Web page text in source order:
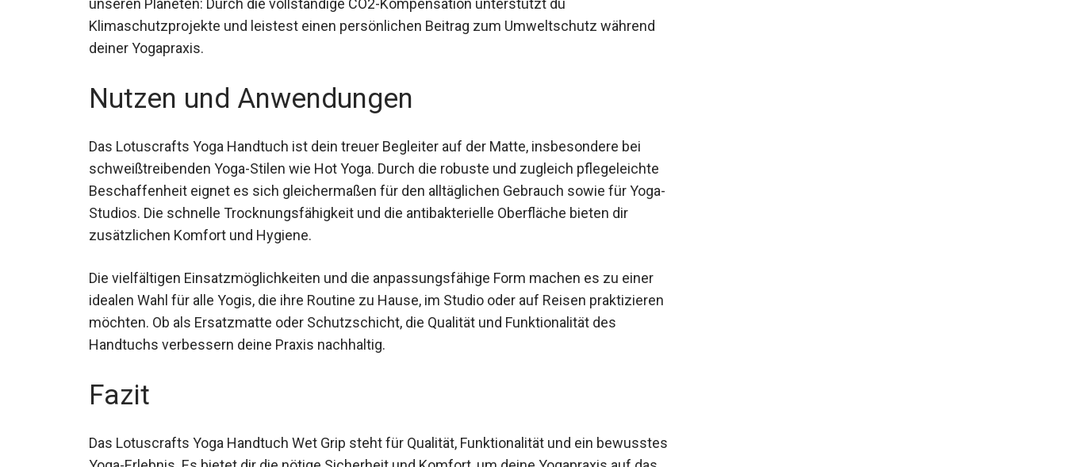
für unseren Planeten: Durch die vollständige CO2-Kompensation unterstützt du
Klimaschutzprojekte und leistest einen persönlichen Beitrag zum Umweltschutz während
Nutzen und Anwendungen
Das Lotuscrafts Yoga Handtuch ist dein treuer Begleiter auf der Matte, insbesondere bei
schweißtreibenden Yoga-Stilen wie Hot Yoga. Durch die robuste und zugleich pflegeleichte
Beschaffenheit eignet es sich gleichermaßen für den alltäglichen Gebrauch sowie für Yoga-
Studios. Die schnelle Trocknungsfähigkeit und die antibakterielle Oberfläche bieten dir
Die vielfältigen Einsatzmöglichkeiten und die anpassungsfähige Form machen es zu einer
idealen Wahl für alle Yogis, die ihre Routine zu Hause, im Studio oder auf Reisen praktizieren
möchten. Ob als Ersatzmatte oder Schutzschicht, die Qualität und Funktionalität des
Fazit
Das Lotuscrafts Yoga Handtuch Wet Grip steht für Qualität, Funktionalität und ein bewusstes